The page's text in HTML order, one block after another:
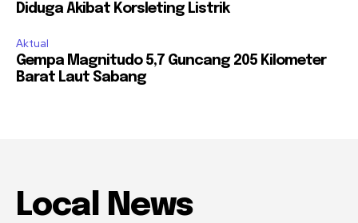
Diduga Akibat Korsleting Listrik
Aktual
Gempa Magnitudo 5,7 Guncang 205 Kilometer
Barat Laut Sabang
Local News